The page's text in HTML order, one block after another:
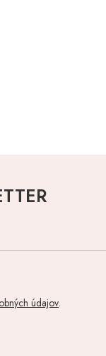
údajov.